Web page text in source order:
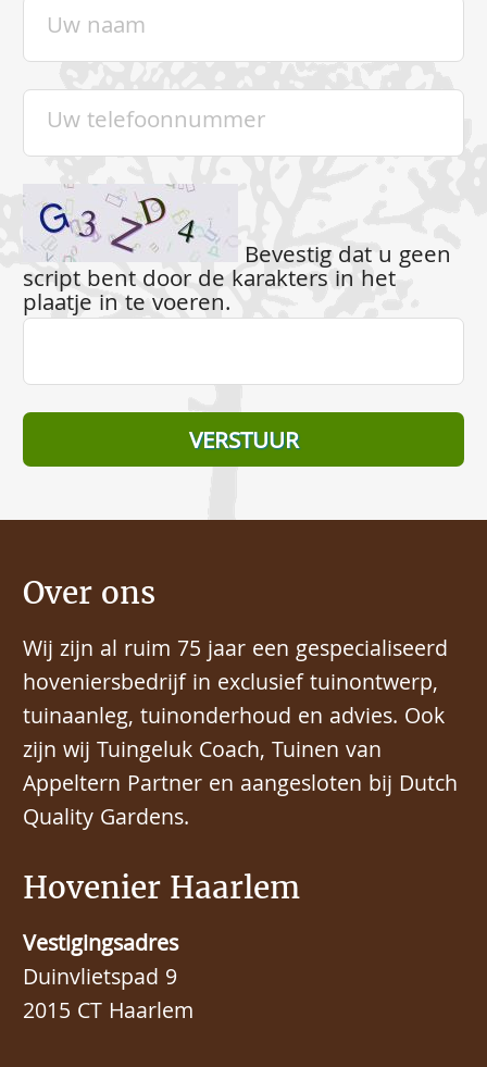
Bevestig dat u geen
script bent door de karakters in het
plaatje in te voeren.
Hovenier Haarlem
Vestigingsadres
Duinvlietspad 9
2015 CT Haarlem
Over ons
Wij zijn al ruim 75 jaar een gespecialiseerd
hoveniersbedrijf in exclusief tuinontwerp,
tuinaanleg, tuinonderhoud en advies. Ook
zijn wij Tuingeluk Coach, Tuinen van
Appeltern Partner en aangesloten bij Dutch
Quality Gardens.